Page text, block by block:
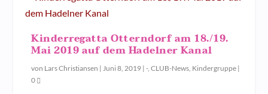
Kinderregatta Otterndorf am 18./19.
Mai 2019 auf dem Hadelner Kanal
von Lars Christiansen |Juni 8, 2019 |-,CLUB-News, Kindergruppe |
0